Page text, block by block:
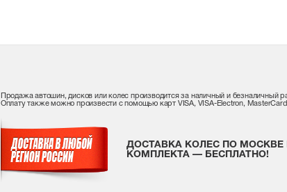
Продажа автошин, дисков или колес производится за наличный и безналичный
Оплату также можно произвести с помощью карт VISA, VISA-Electron,
ДОСТАВКА КОЛЕС ПО МОСКВЕ
КОМПЛЕКТА — БЕСПЛАТНО!